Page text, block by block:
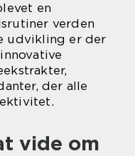
en
verden
udvikling er der
der alle
vide om